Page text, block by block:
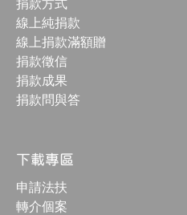
捐款方式
線上純捐款
線上捐款滿額贈
捐款徵信
捐款成果
捐款問與答
下載專區
申請法扶
轉介個案